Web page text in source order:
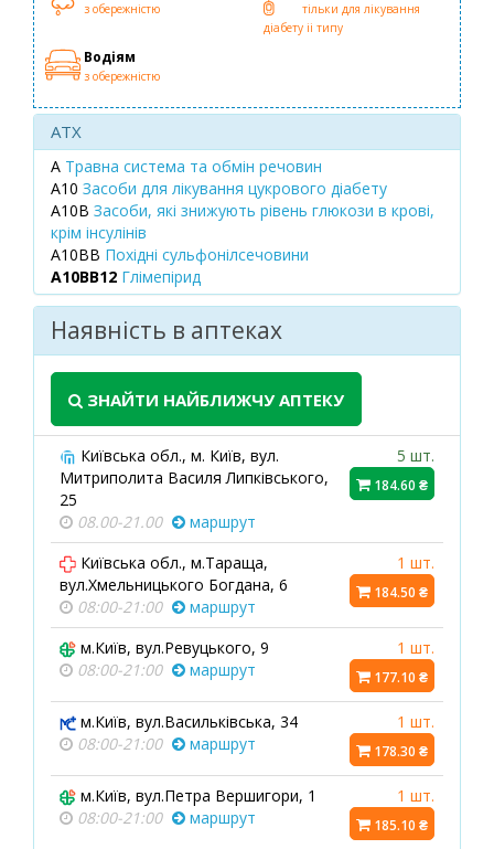
з обережністю
тільки для лікування
діабету ii типу
Водіям
з обережністю
ATX
A Травна система та обмін речовин
A10 Засоби для лікування цукрового діабету
A10B Засоби, які знижують рівень глюкози в крові,
крім інсулінів
A10BB Похідні сульфонілсечовини
A10BB12 Глімепірид
Наявність в аптеках
ЗНАЙТИ НАЙБЛИЖЧУ АПТЕКУ
Київська обл., м. Київ, вул.
Митриполита Василя Липківського,
25
08.00-21.00
маршрут
5 шт.
184.60 ₴
Київська обл., м.Тараща,
вул.Хмельницького Богдана, 6
08:00-21:00
маршрут
1 шт.
184.50 ₴
м.Київ, вул.Ревуцького, 9
08:00-21:00
маршрут
1 шт.
177.10 ₴
м.Київ, вул.Васильківська, 34
08:00-21:00
маршрут
1 шт.
178.30 ₴
м.Київ, вул.Петра Вершигори, 1
08:00-21:00
маршрут
1 шт.
185.10 ₴